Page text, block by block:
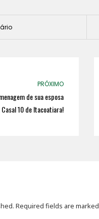
PRÓXIMO
de sua esposa
10 de Itacoatiara!
Required fields are marked